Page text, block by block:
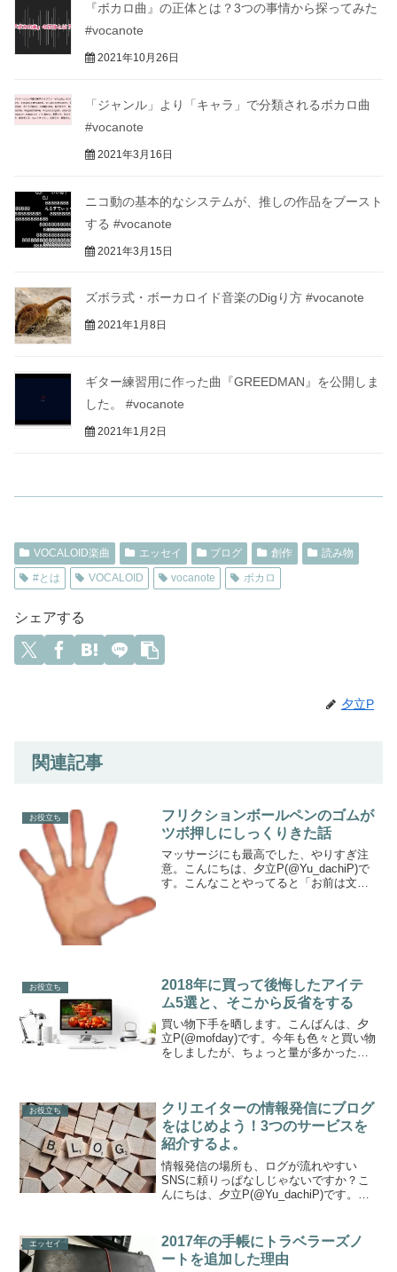
『ボカロ曲』の正体とは？3つの事情から探ってみた
#vocanote
2021年10月26日
「ジャンル」より「キャラ」で分類されるボカロ曲
#vocanote
2021年3月16日
ニコ動の基本的なシステムが、推しの作品をブースト
する #vocanote
2021年3月15日
ズボラ式・ボーカロイド音楽のDigり方 #vocanote
2021年1月8日
ギター練習用に作った曲『GREEDMAN』を公開しま
した。 #vocanote
2021年1月2日
VOCALOID楽曲 エッセイ ブログ 創作
読み物
#とは
VOCALOID vocanote ボカロ
シェアする
夕立P
関連記事
お役立ち
フリクションボールペンのゴムが
ツボ押しにしっくりきた話
マッサージにも最高でした、やりすぎ注
意。こんにちは、夕立P(@Yu_dachiP)で
す。こんなことやってると「お前は文具
お役立ち
2018年に買って後悔したアイテ
ム5選と、そこから反省をする
買い物下手を晒します。こんばんは、夕
立P(@mofday)です。今年も色々と買い物
をしましたが、ちょっと量が多かったり
がダメ！」だけ...
お役立ち
クリエイターの情報発信にブログ
をはじめよう！3つのサービスを
紹介するよ。
情報発信の場所も、ログが流れやすい
SNSに頼りっぱなしじゃないですか？こ
んにちは、夕立P(@Yu_dachiP)です。近
メインになりつつあります。確...
エッセイ
2017年の手帳にトラベラーズノ
ートを追加した理由